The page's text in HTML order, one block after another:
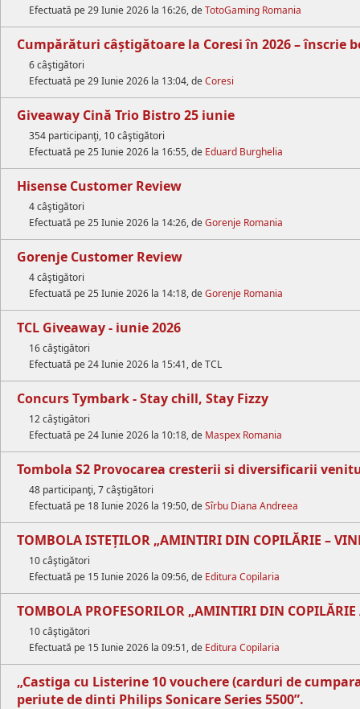
Efectuată pe 29 Iunie 2026 la 16:26, deTotoGaming Romania
Cumpărături câștigătoare la Coresi în 2026 – înscrie
6 câştigători
Efectuată pe 29 Iunie 2026 la 13:04, deCoresi
Giveaway Cină Trio Bistro 25 iunie
354 participanţi, 10 câştigători
Efectuată pe 25 Iunie 2026 la 16:55, de Eduard Burghelia
Hisense Customer Review
4 câştigători
Efectuată pe 25 Iunie 2026 la 14:26, deGorenje Romania
Gorenje Customer Review
4 câştigători
Efectuată pe 25 Iunie 2026 la 14:18, deGorenje Romania
TCL Giveaway - iunie 2026
16 câştigători
Efectuată pe 24 Iunie 2026 la 15:41, de TCL
Concurs Tymbark - Stay chill, Stay Fizzy
12 câştigători
Efectuată pe 24 Iunie 2026 la 10:18, de Maspex Romania
Tombola S2 Provocarea cresterii si diversificarii
48 participanţi, 7 câştigători
Efectuată pe 18 Iunie 2026 la 19:50, deSîrbu Diana Andreea
TOMBOLA ISTEȚILOR „AMINTIRI DIN COPILĂRIE –
10 câştigători
Efectuată pe 15 Iunie 2026 la 09:56, de Editura Copilaria
TOMBOLA PROFESORILOR „AMINTIRI DIN
10 câştigători
Efectuată pe 15 Iunie 2026 la 09:51, de Editura Copilaria
„Castiga cu Listerine 10 vouchere (carduri de
periute de dinti Philips Sonicare Series 5500”.